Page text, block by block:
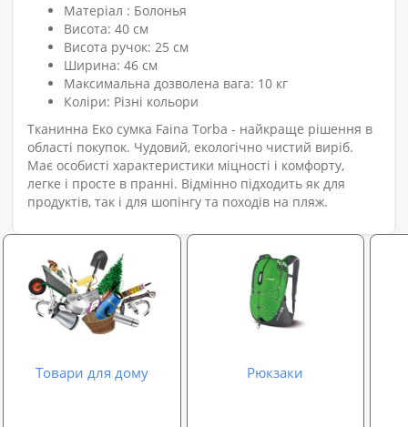
Матеріал : Болонья
Висота: 40 см
Висота ручок: 25 см
Ширина: 46 см
Максимальна дозволена вага: 10 кг
Коліри: Різні кольори
Тканинна Еко сумка Faina Torba - найкраще рішення в
області покупок. Чудовий, екологічно чистий виріб.
Має особисті характеристики міцності і комфорту,
легке і просте в пранні. Відмінно підходить як для
продуктів, так і для шопінгу та походів на пляж.
Товари для дому Рюкзаки